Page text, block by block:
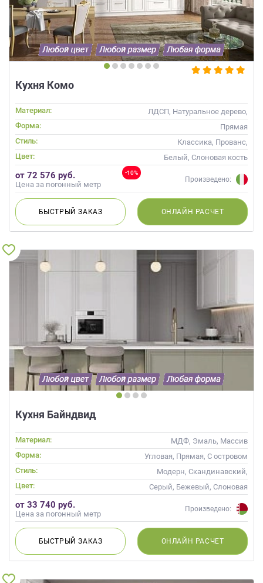
Кухня Комо
Материал:
ЛДСП, Натуральное дерево,
Стекло, Массив
Форма:
Прямая
Стиль:
Классика, Прованс,
Скандинавский, Неоклассика
Цвет: Белый, Слоновая кость
-10%
от 72 576 руб.
Цена за погонный метр
Произведено:
БЫСТРЫЙЗАКАЗ ОНЛАЙН РАСЧЕТ
Кухня Байндвид
Материал:
МДФ, Эмаль, Массив
Форма:
Угловая, Прямая, С островом
Стиль:
Модерн, Скандинавский,
Неоклассика, Современные
Цвет:
Серый, Бежевый, Слоновая
кость, Кремовый
от 33 740 руб.
Цена за погонный метр
Произведено:
БЫСТРЫЙЗАКАЗ ОНЛАЙН РАСЧЕТ